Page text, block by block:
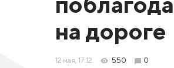
на дороге
12 мая, 17:12 550 0